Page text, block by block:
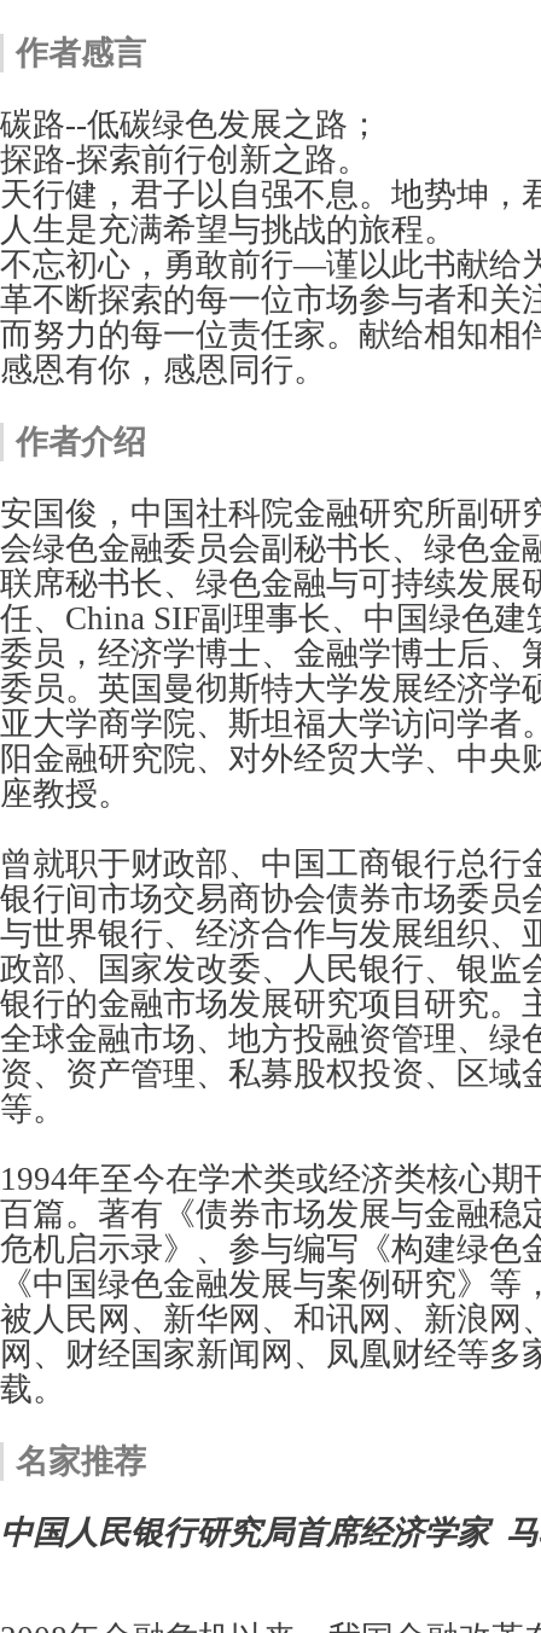
作者感言
碳路--低碳绿色发展之路；
探路-探索前行创新之路。
天行健，君子以自强不息。地势坤，
人生是充满希望与挑战的旅程。
不忘初心，勇敢前行—谨以此书献给
革不断探索的每一位市场参与者和关
而努力的每一位责任家。献给相知相
感恩有你，感恩同行。
作者介绍
安国俊，中国社科院金融研究所副研
会绿色金融委员会副秘书长、绿色金
联席秘书长、绿色金融与可持续发展
任、China SIF副理事长、中国绿色
委员，经济学博士、金融学博士后、
委员。英国曼彻斯特大学发展经济学
亚大学商学院、斯坦福大学访问学者
阳金融研究院、对外经贸大学、中央
座教授。
曾就职于财政部、中国工商银行总行
银行间市场交易商协会债券市场委员
与世界银行、经济合作与发展组织、
政部、国家发改委、人民银行、银监
银行的金融市场发展研究项目研究。
全球金融市场、地方投融资管理、绿
资、资产管理、私募股权投资、区域
等。
1994年至今在学术类或经济类核心期
百篇。著有《债券市场发展与金融稳
危机启示录》、参与编写《构建绿色
《中国绿色金融发展与案例研究》等
被人民网、新华网、和讯网、新浪网
网、财经国家新闻网、凤凰财经等多
载。
名家推荐
中国人民银行研究局首席经济学家